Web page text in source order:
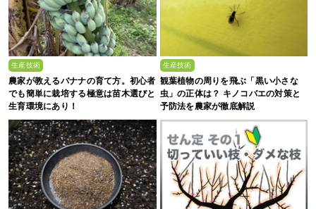
生産技術
農家が教えるバナナの育て方。初心者
でも簡単に栽培する極意は苗木選びと
生育環境にあり！
生産技術
観葉植物の周りを飛ぶ「黒い小さな
虫」の正体は？ キノコバエの対策と
予防法を農家が徹底解説